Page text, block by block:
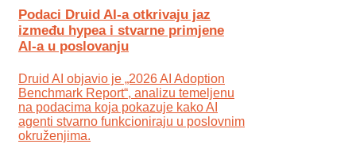
Podaci Druid AI-a otkrivaju jaz
između hypea i stvarne primjene
AI-a u poslovanju
Druid AI objavio je „2026 AI Adoption
Benchmark Report“, analizu temeljenu
na podacima koja pokazuje kako AI
agenti stvarno funkcioniraju u poslovnim
okruženjima.